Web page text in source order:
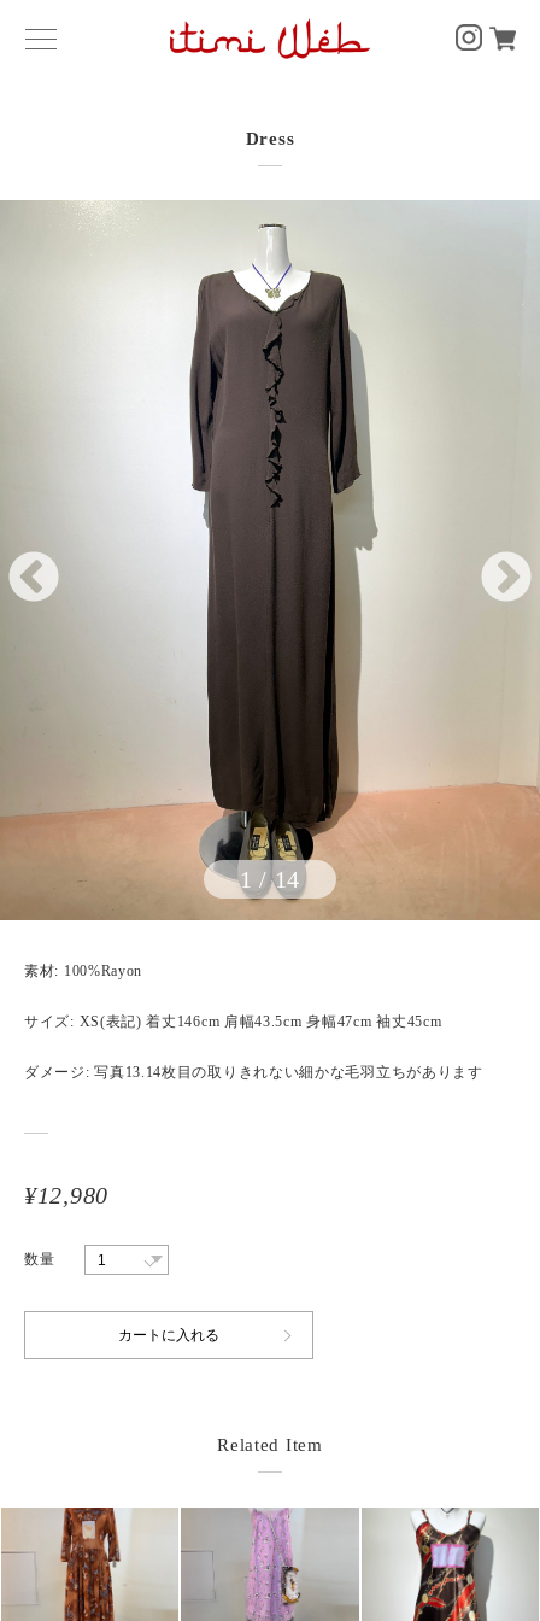
Dress
1 /14
素材: 100%Rayon
サイズ: XS(表記) 着丈146cm 肩幅43.5cm 身幅47cm 袖丈45cm
ダメージ: 写真13.14枚目の取りきれない細かな毛羽立ちがあります
¥12,980
数量
Related Item